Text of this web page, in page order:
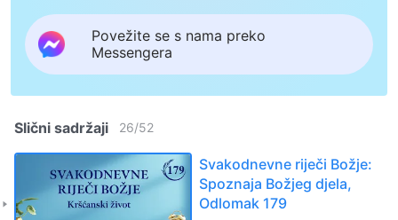
Povežite se s nama preko
Messengera
Slični sadržaji 26/52
Svakodnevne riječi Božje:
Spoznaja Božjeg djela,
Odlomak 179